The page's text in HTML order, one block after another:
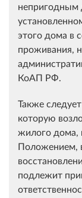
непригодным
этого дома в
проживания,
КоАП РФ.
Также
которую
жилого дома,
Положением,
подлежит